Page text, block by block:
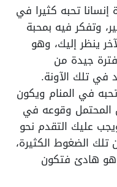
تحبه كثيرا في
وتفكر فيه بمحبة
ينظر إليك، وهو
جيدة من
في تلك الآونة.
في المنام ويكون
المحتمل وقوعه في
عليك التقدم نحو
الضغوط الكثيرة،
هادئ فتكون